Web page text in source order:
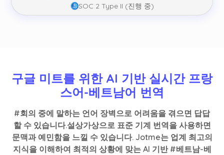
SOC 2 Type II (진행 중)
구글 미트를 위한 AI 기반 실시간 프랑
스어-베트남어 번역
#회의 중에 말하는 언어 장벽으로 어려움을 겪으면 답답
할 수 있습니다.설상가상으로 표준 기계 번역을 사용하면
문맥과 예민함을 느낄 수 있습니다. Jotme는 업계 최고의
지식을 이해하여 최적의 상황에 맞는 AI 기반 #베트남-베